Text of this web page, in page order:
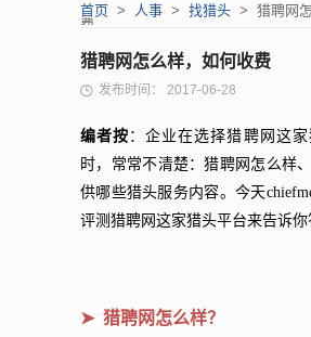
首页 > 人事 > 找猎头 > 猎聘网
费
猎聘网怎么样，如何收费
发布时间： 2017-06-28
编者按 ：企业在选择猎聘网这
时，常常不清楚：猎聘网怎么样
供哪些猎头服务内容。今天
评测猎聘网这家猎头平台来告诉你
➤ 猎聘网怎么样？